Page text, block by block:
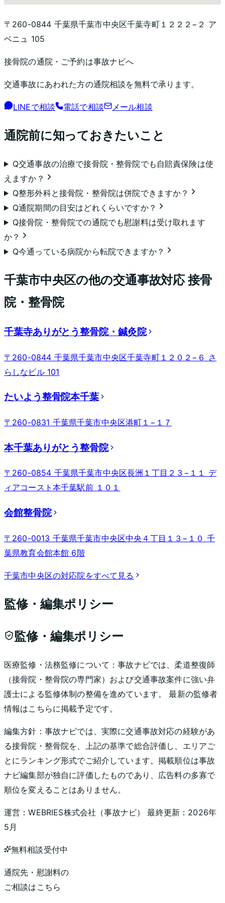
〒260-0844 千葉県千葉市中央区千葉寺町１２２２−２ ア
ベニュ 105
接骨院の通院・ご予約は事故ナビへ
交通事故にあわれた方の通院相談を無料で承ります。
LINEで相談 電話で相談 メール相談
通院前に知っておきたいこと
Q交通事故の治療で接骨院・整骨院でも自賠責保険は使
えますか？
Q整形外科と接骨院・整骨院は併院できますか？
Q通院期間の目安はどれくらいですか？
Q接骨院・整骨院での通院でも慰謝料は受け取れます
か？
Q今通っている病院から転院できますか？
千葉市中央区の他の交通事故対応 接骨
院・整骨院
千葉寺ありがとう整骨院・鍼灸院
〒260-0844 千葉県千葉市中央区千葉寺町１２０２−６ さ
らしなビル 101
たいよう整骨院本千葉
〒260-0831 千葉県千葉市中央区港町１−１７
本千葉ありがとう整骨院
〒260-0854 千葉県千葉市中央区長洲１丁目２３−１１ デ
ィアコースト本千葉駅前 １０１
会館整骨院
〒260-0013 千葉県千葉市中央区中央４丁目１３−１０ 千
葉県教育会館本館 6階
千葉市中央区の対応院をすべて見る
監修・編集ポリシー
監修・編集ポリシー
医療監修・法務監修について：事故ナビでは、柔道整復師
（接骨院・整骨院の専門家）および交通事故案件に強い弁
護士による監修体制の整備を進めています。 最新の監修者
情報はこちらに掲載予定です。
編集方針： 事故ナビでは、実際に交通事故対応の経験があ
る接骨院・整骨院を、上記の基準で総合評価し、エリアご
とにランキング形式でご紹介しています。掲載順位は事故
ナビ編集部が独自に評価したものであり、広告料の多寡で
順位を変えることはありません。
運営：WEBRIES株式会社 （事故ナビ） 最終更新： 2026年
5月
無料相談受付中
通院先・慰謝料の
ご相談はこちら